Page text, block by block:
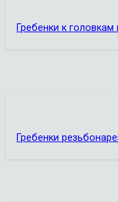
Гребенки к
Гребенки